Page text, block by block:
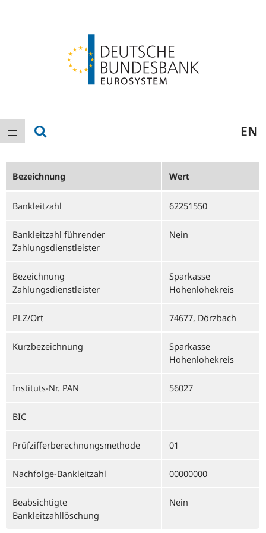
Hauptnavigation
Navigation anzeigen EN
Bezeichnung Wert
Bankleitzahl 62251550
Bankleitzahl führender
Zahlungsdienstleister
Nein
Bezeichnung
Zahlungsdienstleister
Sparkasse
Hohenlohekreis
PLZ/Ort 74677, Dörzbach
Kurzbezeichnung
Sparkasse
Hohenlohekreis
Instituts-Nr. PAN 56027
BIC
Prüfzifferberechnungsmethode 01
Nachfolge-Bankleitzahl 00000000
Beabsichtigte
Bankleitzahllöschung
Nein